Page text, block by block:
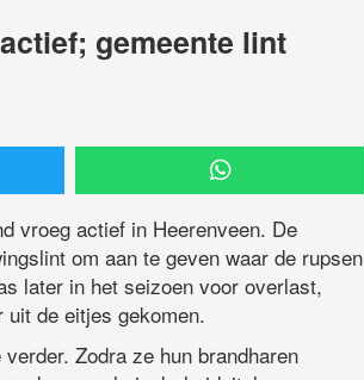
gemeente lint
vroeg actief in Heerenveen. De
om aan te geven waar de rupsen
later in het seizoen voor overlast,
uit de eitjes gekomen.
Zodra ze hun brandharen